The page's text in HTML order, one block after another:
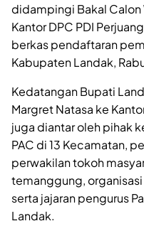
didampingi Bakal Calon
Kantor DPC PDI
berkas pendaftaran
Kabupaten Landak,
Kedatangan Bupati
Margret Natasa ke
juga diantar oleh pihak
PAC di 13 Kecamatan,
perwakilan tokoh
temanggung,
serta jajaran pengurus
Landak.